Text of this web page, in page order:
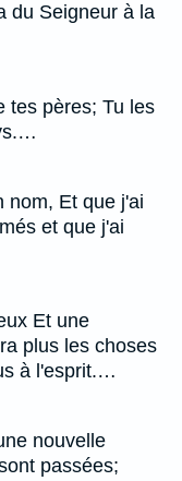
du Seigneur à la
tes pères; Tu les
nom, Et que j'ai
et que j'ai
Et une
plus les choses
à l'esprit.…
nouvelle
passées;